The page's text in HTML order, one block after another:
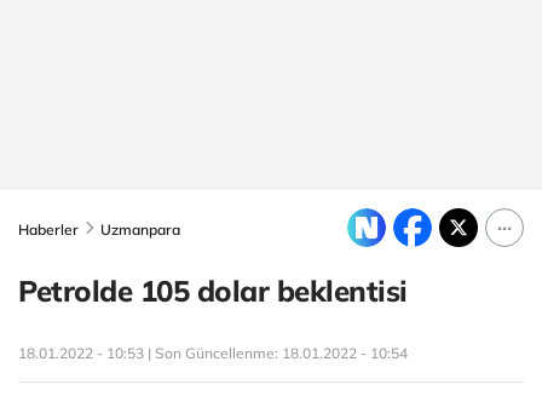
Haberler Uzmanpara
Petrolde 105 dolar beklentisi
18.01.2022 - 10:53 | Son Güncellenme: 18.01.2022 - 10:54